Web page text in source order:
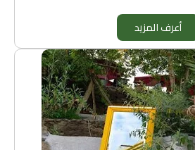
أعرف المزيد